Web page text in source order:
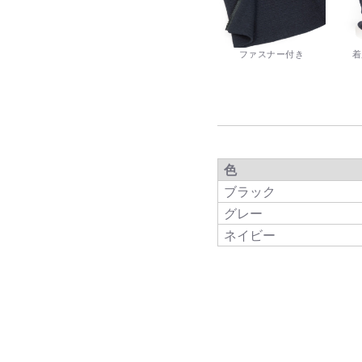
ファスナー付き
色
ブラック
グレー
ネイビー